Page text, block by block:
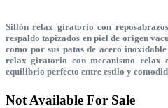
Sillón relax giratorio con
respaldo tapizados en piel de origen
como por sus patas de acero
relax giratorio con mecanismo relax
equilibrio perfecto entre estilo y
Not Available For Sale